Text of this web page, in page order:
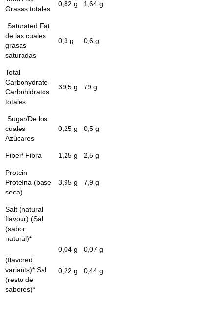
Grasas totales
0,82 g 1,64 g
Saturated Fat
de las cuales
grasas
saturadas
0,3 g 0,6 g
Total
Carbohydrate
Carbohidratos
totales
39,5 g 79 g
Sugar/De los
cuales
Azúcares
0,25 g 0,5 g
Fiber/ Fibra 1,25 g 2,5 g
Protein
Proteína (base
seca)
3,95 g 7,9 g
Salt (natural
flavour) (Sal
(sabor
natural)*
(flavored
variants)* Sal
(resto de
sabores)*
0,04 g
0,22 g
0,07 g
0,44 g